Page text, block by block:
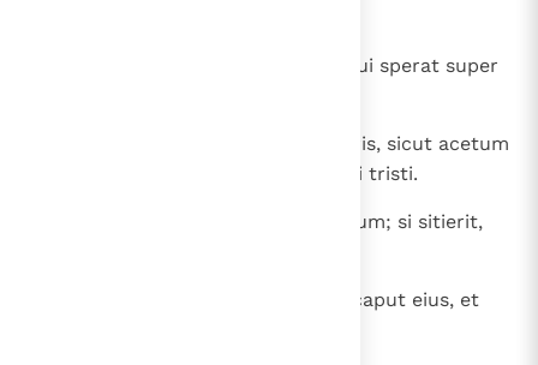
Dens putridus et pes vacillans, qui sperat super
Sicut exuens pallium in die frigoris, sicut acetum
in nitro, qui cantat carmina cordi tristi.
Si esurierit inimicus tuus, ciba illum; si sitierit,
prunas enim congregabis super caput eius, et